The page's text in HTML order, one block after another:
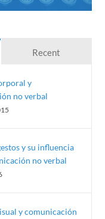
Recent
y
no verbal
y su influencia
no verbal
y comunicación